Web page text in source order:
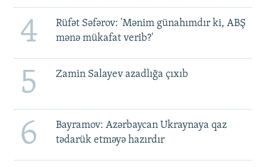
4
Rüfət Səfərov: 'Mənim günahımdır ki, ABŞ
mənə mükafat verib?'
5 Zamin Salayev azadlığa çıxıb
6
Bayramov: Azərbaycan Ukraynaya qaz
tədarük etməyə hazırdır